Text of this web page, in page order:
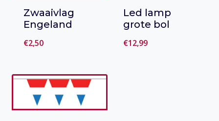
Zwaaivlag
Engeland
€2,50
aan verlanglijst
Led lamp
grote bol
€12,99